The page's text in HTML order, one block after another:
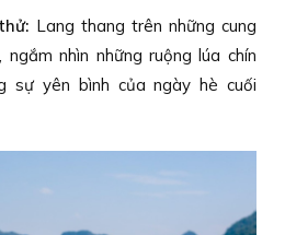
Lang thang trên những cung
ngắm nhìn những ruộng lúa chín
sự yên bình của ngày hè cuối